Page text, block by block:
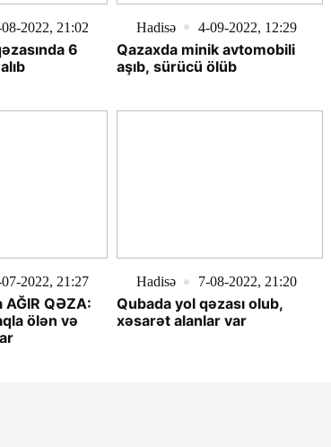
2022, 21:02
6
Hadisə 4-09-2022, 12:29
Qazaxda minik avtomobili
aşıb, sürücü ölüb
2022, 21:27
QƏZA:
ölən və
Hadisə 7-08-2022, 21:20
Qubada yol qəzası olub,
xəsarət alanlar var